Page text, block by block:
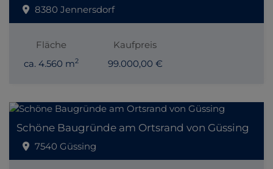
8380 Jennersdorf
Fläche
ca. 4.560 m2
Kaufpreis
99.000,00 €
Schöne Baugründe am Ortsrand von Güssing
7540 Güssing